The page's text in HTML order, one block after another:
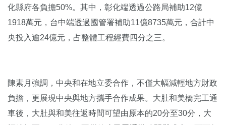
化縣府各負擔50%。其中，彰化端透過公路局補助12億
1918萬元，台中端透過國管署補助11億8735萬元，合計中
央投入逾24億元，占整體工程經費四分之三。
陳素月強調，中央和在地立委合作，不僅大幅減輕地方財政
負擔，更展現中央與地方攜手合作成果。大肚和美橋完工通
車後，大肚與和美往返時間可望由原本的20分至30分，大